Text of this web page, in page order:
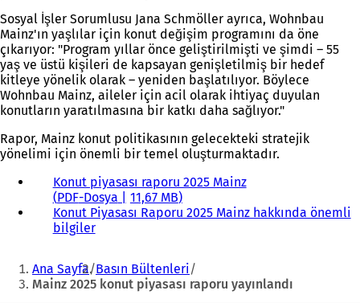
Sosyal İşler Sorumlusu Jana Schmöller ayrıca, Wohnbau
Mainz'ın yaşlılar için konut değişim programını da öne
çıkarıyor: "Program yıllar önce geliştirilmişti ve şimdi – 55
yaş ve üstü kişileri de kapsayan genişletilmiş bir hedef
kitleye yönelik olarak – yeniden başlatılıyor. Böylece
Wohnbau Mainz, aileler için acil olarak ihtiyaç duyulan
konutların yaratılmasına bir katkı daha sağlıyor."
Rapor, Mainz konut politikasının gelecekteki stratejik
yönelimi için önemli bir temel oluşturmaktadır.
Konut piyasası raporu 2025 Mainz
PDF-Dosya
11,67 MB
Konut Piyasası Raporu 2025 Mainz hakkında önemli
bilgiler
Buradasınız:
Ana Sayfa Basın Bültenleri
Mainz 2025 konut piyasası raporu yayınlandı